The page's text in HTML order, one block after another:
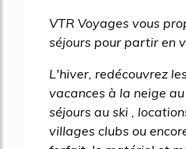
VTR Voyages vous
séjours pour partir en
L'hiver, redécouvrez
vacances à la neige
séjours au ski ,
villages clubs ou